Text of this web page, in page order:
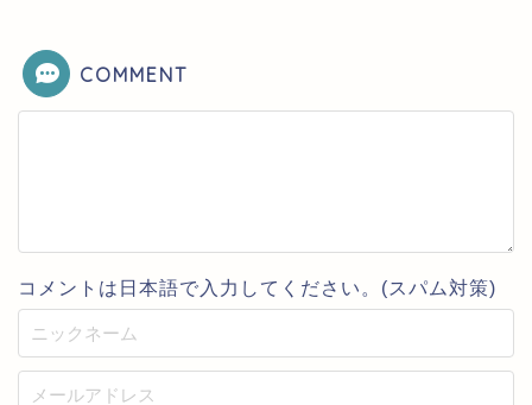
COMMENT
コメントは日本語で入力してください。(スパム対策)